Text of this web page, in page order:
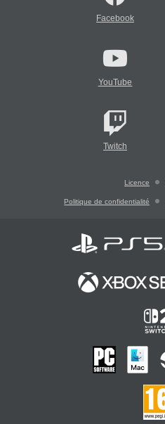
Facebook
YouTube
Twitch
Licence
Politique de confidentialité